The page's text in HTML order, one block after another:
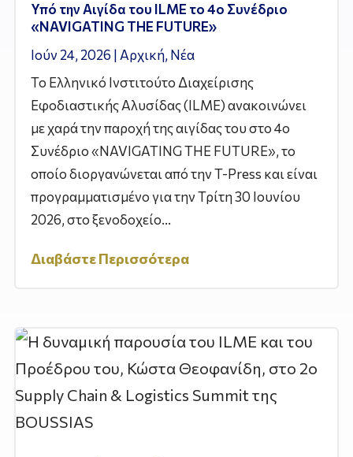
Υπό την Αιγίδα του ILME το 4ο Συνέδριο
«NAVIGATING THE FUTURE»
Ιούν 24, 2026 | Αρχική, Νέα
Το Ελληνικό Ινστιτούτο Διαχείρισης
Εφοδιαστικής Αλυσίδας (ILME) ανακοινώνει
με χαρά την παροχή της αιγίδας του στο 4ο
Συνέδριο «NAVIGATING THE FUTURE», το
οποίο διοργανώνεται από την T-Press και είναι
προγραμματισμένο για την Τρίτη 30 Ιουνίου
2026, στο ξενοδοχείο...
Διαβάστε Περισσότερα